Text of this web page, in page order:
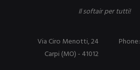
Il softair per tutti!
Phone:
Via Ciro Menotti, 24
Carpi (MO) - 41012